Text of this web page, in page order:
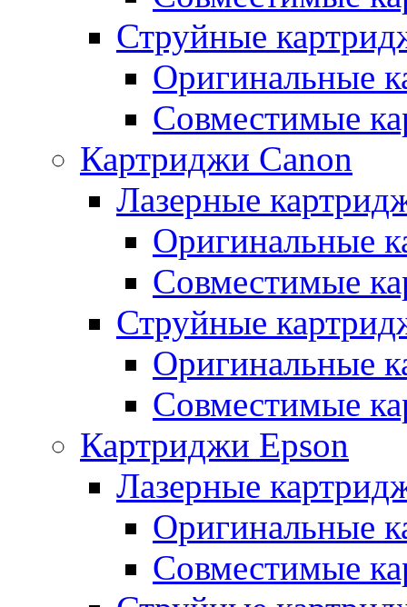
Струйные
Оригинальные
Совместимые
Картриджи Canon
Лазерные
Оригинальные
Совместимые
Струйные
Оригинальные
Совместимые
Картриджи Epson
Лазерные
Оригинальные
Совместимые